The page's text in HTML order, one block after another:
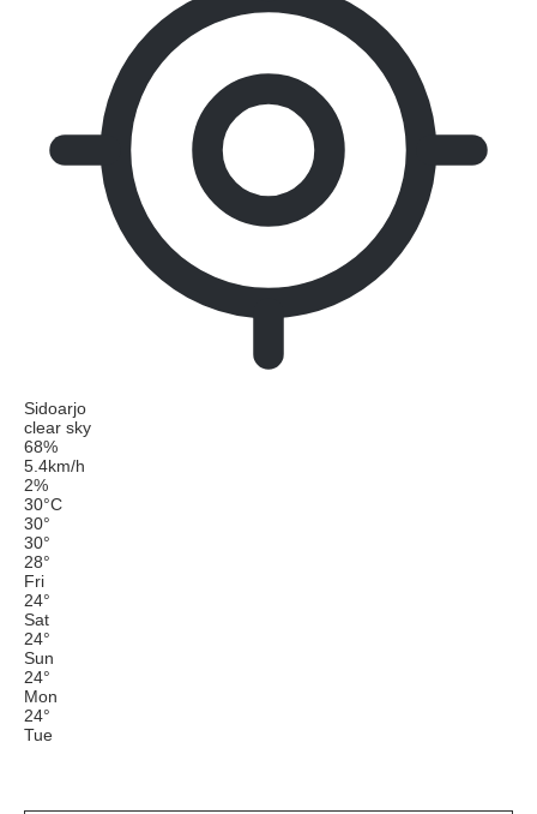
Sidoarjo
clear sky
68%
5.4km/h
2%
30°C
30°
30°
28°
Fri
24°
Sat
24°
Sun
24°
Mon
24°
Tue